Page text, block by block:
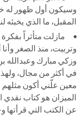
وسيكون أول ظهور له
المقبل، ما الذي يخبئه
مازلت متأثراً
وتربيت، منذ الصغر
وزكي مبارك وعبدالله
في أكثر من مجال،
معين علّني أكون
الميزان هو كتاب نقدي
عن الكتب التي